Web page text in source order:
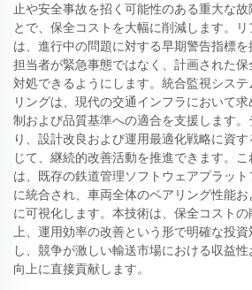
止や安全事故を招く可能性のある重大な
とで、保全コストを大幅に削減します。
は、進行中の問題に対する早期警告指標
担当者が緊急事態ではなく、計画された
対処できるようにします。統合監視シス
リングは、現代の交通インフラにおいて
制および品質基準への適合を支援します。
り、設計改良および運用最適化戦略に資
じて、継続的改善活動を推進できます。
は、既存の鉄道管理ソフトウェアプラッ
に統合され、車両全体のベアリング性能
に可視化します。本技術は、保全コスト
上、運用効率の改善という形で明確な投
し、競争が激しい輸送市場における収益
向上に直接貢献します。